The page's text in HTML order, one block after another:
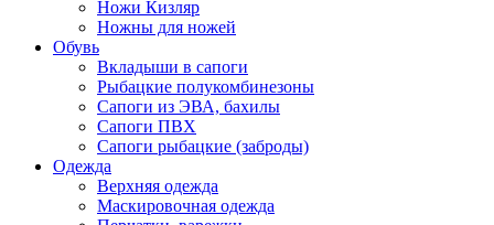
Ножи Кизляр
Ножны для ножей
Обувь
Вкладыши в сапоги
Рыбацкие полукомбинезоны
Сапоги из ЭВА, бахилы
Сапоги ПВХ
Сапоги рыбацкие (заброды)
Одежда
Верхняя одежда
Маскировочная одежда